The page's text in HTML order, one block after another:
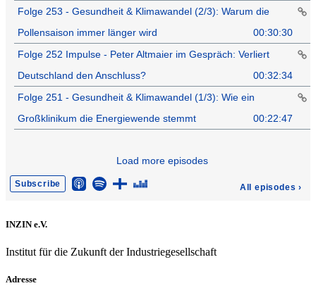
INZIN e.V.
Institut für die Zukunft der Industriegesellschaft
Adresse